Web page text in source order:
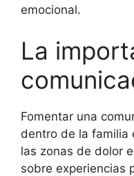
emocional.
La
Fomentar una
dentro de la familia
las zonas de dolor
sobre experiencias